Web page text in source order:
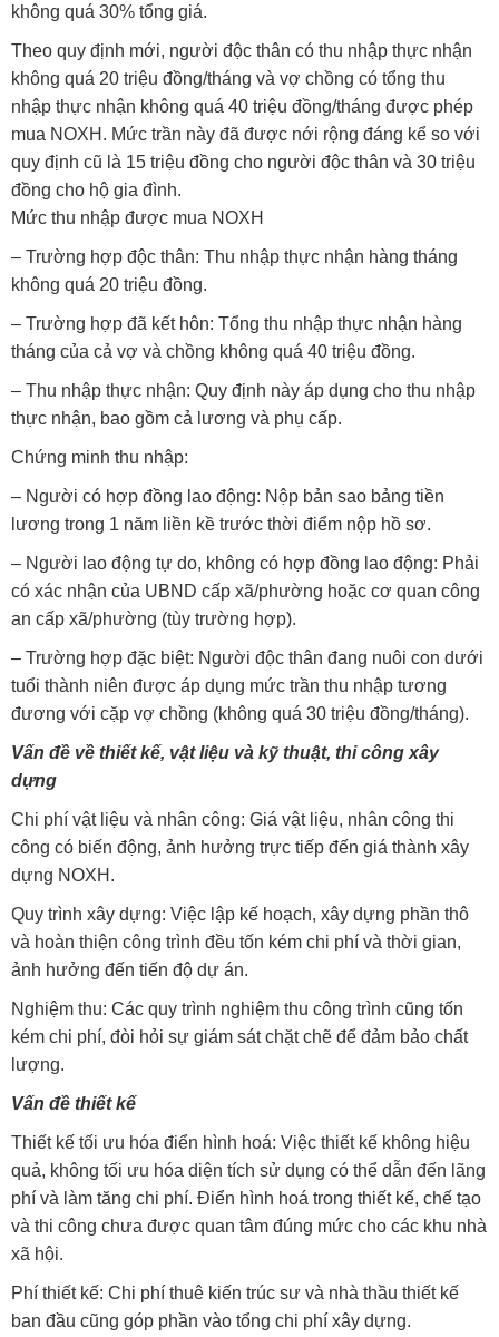
không quá 30% tổng giá.
Theo quy định mới, người độc thân có thu nhập thực nhận
không quá 20 triệu đồng/tháng và vợ chồng có tổng thu
nhập thực nhận không quá 40 triệu đồng/tháng được phép
mua NOXH. Mức trần này đã được nới rộng đáng kể so với
quy định cũ là 15 triệu đồng cho người độc thân và 30 triệu
đồng cho hộ gia đình.
Mức thu nhập được mua NOXH
– Trường hợp độc thân: Thu nhập thực nhận hàng tháng
không quá 20 triệu đồng.
– Trường hợp đã kết hôn: Tổng thu nhập thực nhận hàng
tháng của cả vợ và chồng không quá 40 triệu đồng.
– Thu nhập thực nhận: Quy định này áp dụng cho thu nhập
thực nhận, bao gồm cả lương và phụ cấp.
Chứng minh thu nhập:
– Người có hợp đồng lao động: Nộp bản sao bảng tiền
lương trong 1 năm liền kề trước thời điểm nộp hồ sơ.
– Người lao động tự do, không có hợp đồng lao động: Phải
có xác nhận của UBND cấp xã/phường hoặc cơ quan công
an cấp xã/phường (tùy trường hợp).
– Trường hợp đặc biệt: Người độc thân đang nuôi con dưới
tuổi thành niên được áp dụng mức trần thu nhập tương
đương với cặp vợ chồng (không quá 30 triệu đồng/tháng).
Vấn đề về thiết kế, vật liệu và kỹ thuật, thi công xây
dựng
Chi phí vật liệu và nhân công: Giá vật liệu, nhân công thi
công có biến động, ảnh hưởng trực tiếp đến giá thành xây
dựng NOXH.
Quy trình xây dựng: Việc lập kế hoạch, xây dựng phần thô
và hoàn thiện công trình đều tốn kém chi phí và thời gian,
ảnh hưởng đến tiến độ dự án.
Nghiệm thu: Các quy trình nghiệm thu công trình cũng tốn
kém chi phí, đòi hỏi sự giám sát chặt chẽ để đảm bảo chất
lượng.
Vấn đề thiết kế
Thiết kế tối ưu hóa điển hình hoá: Việc thiết kế không hiệu
quả, không tối ưu hóa diện tích sử dụng có thể dẫn đến lãng
phí và làm tăng chi phí. Điển hình hoá trong thiết kế, chế tạo
và thi công chưa được quan tâm đúng mức cho các khu nhà
xã hội.
Phí thiết kế: Chi phí thuê kiến trúc sư và nhà thầu thiết kế
ban đầu cũng góp phần vào tổng chi phí xây dựng.